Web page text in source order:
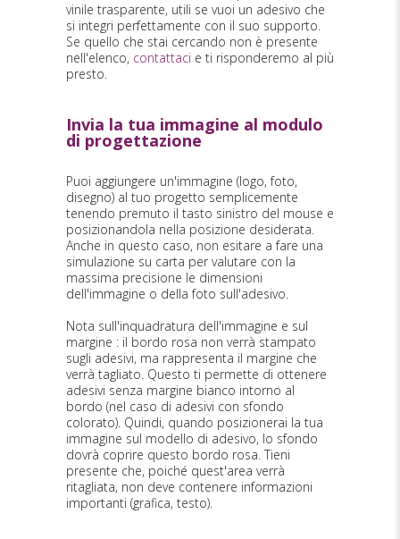
vinile trasparente, utili se vuoi un adesivo che
si integri perfettamente con il suo supporto.
Se quello che stai cercando non è presente
nell'elenco, contattaci e ti risponderemo al più
presto.
Invia la tua immagine al modulo
di progettazione
Puoi aggiungere un'immagine (logo, foto,
disegno) al tuo progetto semplicemente
tenendo premuto il tasto sinistro del mouse e
posizionandola nella posizione desiderata.
Anche in questo caso, non esitare a fare una
simulazione su carta per valutare con la
massima precisione le dimensioni
dell'immagine o della foto sull'adesivo.
Nota sull'inquadratura dell'immagine e sul
margine : il bordo rosa non verrà stampato
sugli adesivi, ma rappresenta il margine che
verrà tagliato. Questo ti permette di ottenere
adesivi senza margine bianco intorno al
bordo (nel caso di adesivi con sfondo
colorato). Quindi, quando posizionerai la tua
immagine sul modello di adesivo, lo sfondo
dovrà coprire questo bordo rosa. Tieni
presente che, poiché quest'area verrà
ritagliata, non deve contenere informazioni
importanti (grafica, testo).